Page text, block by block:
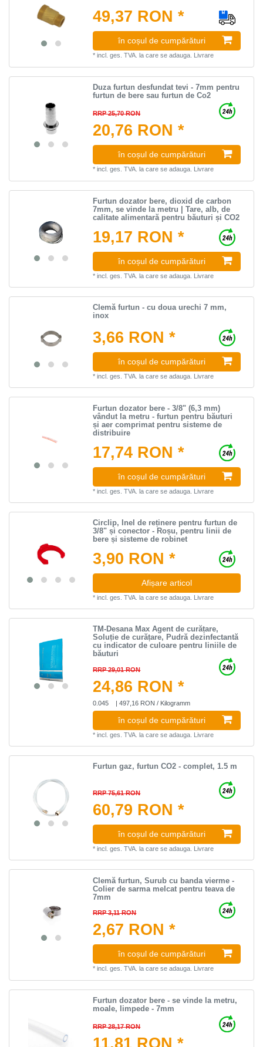
49,37 RON *
în coșul de cumpărături
*incl. ges. TVA. la care se adauga. Livrare
Duza furtun desfundat tevi - 7mm pentru
furtun de bere sau furtun de Co2
RRP 25,70 RON
20,76 RON *
în coșul de cumpărături
*incl. ges. TVA. la care se adauga. Livrare
Furtun dozator bere, dioxid de carbon
7mm, se vinde la metru | Tare, alb, de
calitate alimentară pentru băuturi și CO2
19,17 RON *
în coșul de cumpărături
*incl. ges. TVA. la care se adauga. Livrare
Clemă furtun - cu doua urechi 7 mm,
inox
3,66 RON *
în coșul de cumpărături
*incl. ges. TVA. la care se adauga. Livrare
Furtun dozator bere - 3/8" (6,3 mm)
vândut la metru - furtun pentru băuturi
și aer comprimat pentru sisteme de
distribuire
17,74 RON *
în coșul de cumpărături
*incl. ges. TVA. la care se adauga. Livrare
Circlip, Inel de reținere pentru furtun de
3/8" și conector - Roșu, pentru linii de
bere și sisteme de robinet
3,90 RON *
Afișare articol
*incl. ges. TVA. la care se adauga. Livrare
TM-Desana Max Agent de curățare,
Soluție de curățare, Pudră dezinfectantă
cu indicator de culoare pentru liniile de
băuturi
RRP 29,01 RON
24,86 RON *
0.045 | 497,16 RON / Kilogramm
în coșul de cumpărături
*incl. ges. TVA. la care se adauga. Livrare
Furtun gaz, furtun CO2 - complet, 1.5 m
RRP 75,61 RON
60,79 RON *
în coșul de cumpărături
*incl. ges. TVA. la care se adauga. Livrare
Clemă furtun, Surub cu banda vierme -
Colier de sarma melcat pentru teava de
7mm
RRP 3,11 RON
2,67 RON *
în coșul de cumpărături
*incl. ges. TVA. la care se adauga. Livrare
Furtun dozator bere - se vinde la metru,
moale, limpede - 7mm
RRP 28,17 RON